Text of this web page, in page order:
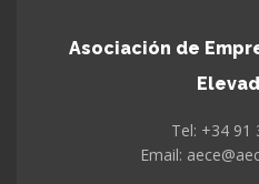
Asociación de
Tel: +34 91
Email: